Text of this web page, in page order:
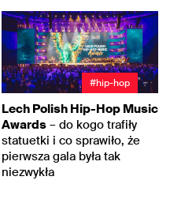
#hip-hop
Lech Polish Hip-Hop Music
Awards – do kogo trafiły
statuetki i co sprawiło, że
pierwsza gala była tak
niezwykła